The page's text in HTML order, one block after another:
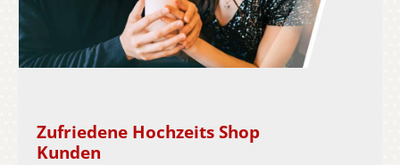
Zufriedene Hochzeits Shop
Kunden